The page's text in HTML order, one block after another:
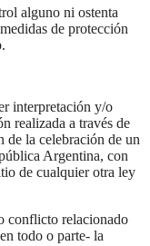
alguno ni ostenta
de protección
interpretación y/o
realizada a través de
de la celebración de un
Argentina, con
de cualquier otra ley
conflicto relacionado
todo o parte- la